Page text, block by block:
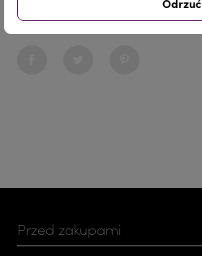
Udostępnij
Przed zakupami
Odrzuć